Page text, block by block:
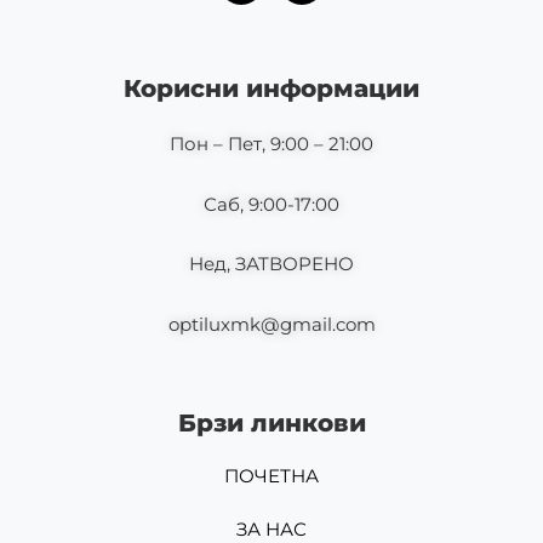
o
o
g
r
m
Корисни информации
Пон – Пет, 9:00 – 21:00
Саб, 9:00-17:00
Нед, ЗАТВОРЕНО
optiluxmk@gmail.com
Брзи линкови
ПОЧЕТНА
ЗА НАС